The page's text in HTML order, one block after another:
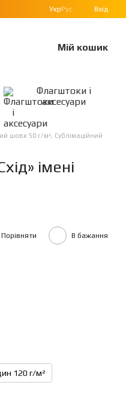
УкрРус Вхід
Мій кошик
Флагштоки і
аксесуари
шовк 50 г/м², Сублімаційний
імені
Порівняти В бажання
120 г/м²